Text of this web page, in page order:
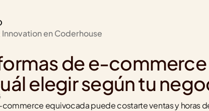
en Coderhouse
de e-commerce
elegir según tu
equivocada puede costarte ventas y horas